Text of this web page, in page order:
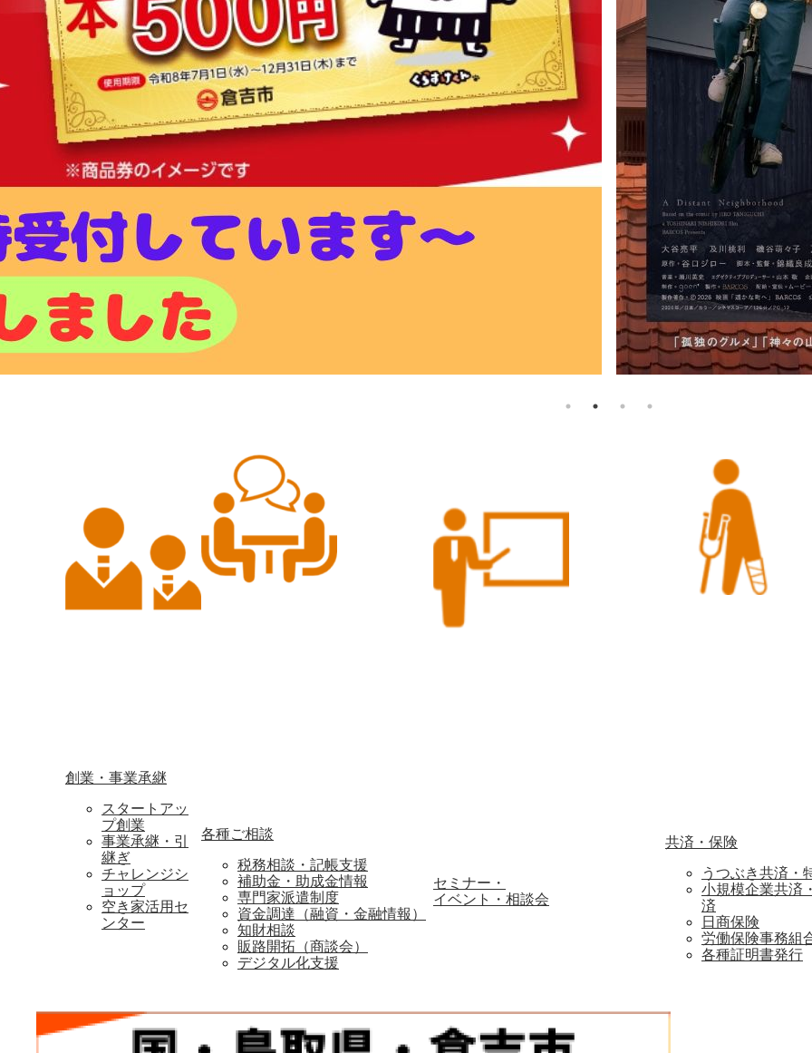
創業・事業承継
スタートアッ
プ創業
事業承継・引
継ぎ
チャレンジシ
ョップ
空き家活用セ
ンター
各種ご相談
税務相談・記帳支援
補助金・助成金情報
専門家派遣制度
資金調達（融資・金融情報）
知財相談
販路開拓（商談会）
デジタル化支援
セミナー・
イベント・相談会
共済・保険
うつぶき共済・
小規模企業共済
済
日商保険
労働保険事務組
各種証明書発行